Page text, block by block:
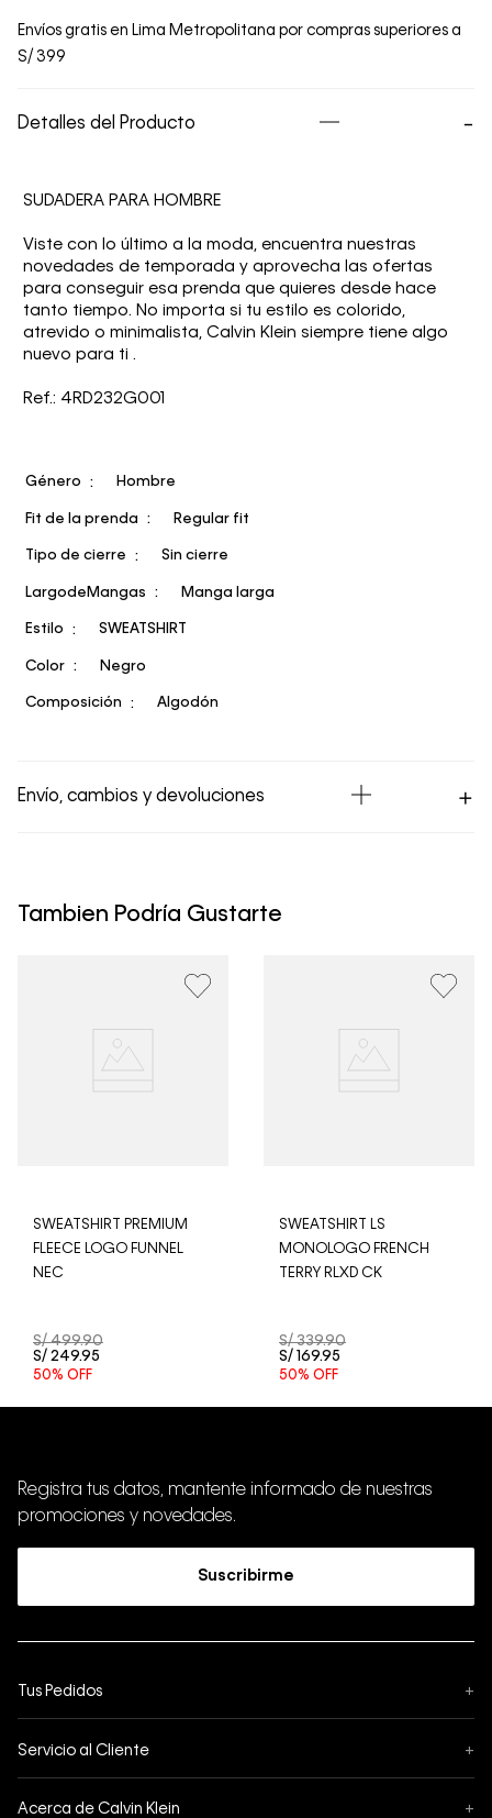
Envíos gratis en Lima Metropolitana por compras superiores a
S/ 399
Detalles del Producto
SUDADERA PARA HOMBRE
Viste con lo último a la moda, encuentra nuestras
novedades de temporada y aprovecha las ofertas
para conseguir esa prenda que quieres desde hace
tanto tiempo. No importa si tu estilo es colorido,
atrevido o minimalista, Calvin Klein siempre tiene algo
nuevo para ti .
Ref.: 4RD232G001
Género Hombre
Fit de la prenda Regular fit
Tipo de cierre Sin cierre
LargodeMangas Manga larga
Estilo SWEATSHIRT
Color Negro
Composición Algodón
Envío, cambios y devoluciones
hábiles para envíos a provincia. Envíos gratis en Lima
procesará desde el día hábil siguiente. Por higiene y
aceptamos devoluciones en ropa interior y trajes de
Tambien Podría Gustarte
SWEATSHIRT PREMIUM
FLEECE LOGO FUNNEL
NEC
S/ 499.90
S/ 249.95
50% OFF
SWEATSHIRT LS
MONOLOGO FRENCH
TERRY RLXD CK
S/ 339.90
S/ 169.95
50% OFF
Registra tus datos, mantente informado de nuestras
promociones y novedades.
Suscribirme
Tus Pedidos +
Formas de Pago
Servicio al Cliente +
Acerca de Calvin Klein +